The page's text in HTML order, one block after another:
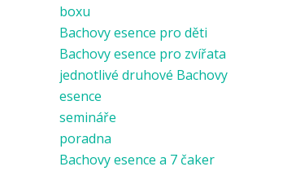
boxu
Bachovy esence pro děti
Bachovy esence pro zvířata
jednotlivé druhové Bachovy
esence
semináře
poradna
Bachovy esence a 7 čaker